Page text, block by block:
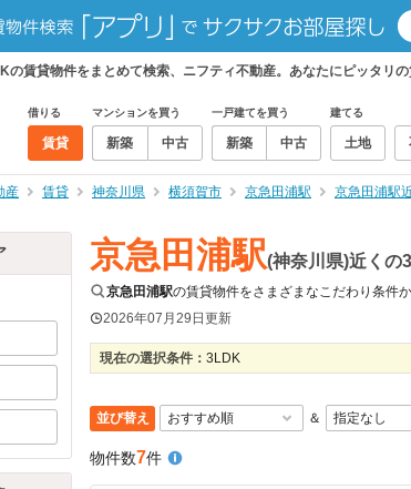
賃貸物件をまとめて検索、ニフティ不動産。あなたにピッタリの
借りる
賃貸
マンションを買う
新築 中古
一戸建てを買う
新築 中古
建てる
土地
産 賃貸 神奈川県 横須賀市 京急田浦駅 京急田浦駅
京急田浦駅(神奈川県)近くの
京急田浦駅の賃貸物件をさまざまなこだわり条件
2026年07月29日更新
現在の選択条件： 3LDK
並び替え ＆
物件数7件